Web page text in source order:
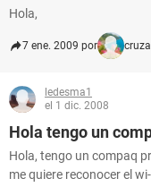
Hola,
7 ene. 2009 por
ledesma1
el 1 dic. 2008
Hola tengo un
Hola, tengo un compaq
me quiere reconocer el